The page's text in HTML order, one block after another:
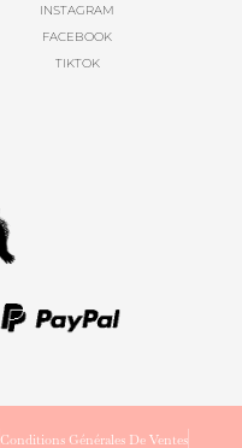
INSTAGRAM
FACEBOOK
TIKTOK
Conditions Générales De Ventes